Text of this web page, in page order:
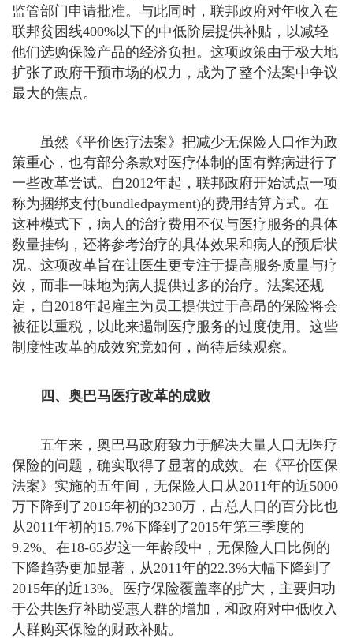
监管部门申请批准。与此同时，联邦政府对年收入在
联邦贫困线400%以下的中低阶层提供补贴，以减轻
他们选购保险产品的经济负担。这项政策由于极大地
扩张了政府干预市场的权力，成为了整个法案中争议
最大的焦点。
虽然《平价医疗法案》把减少无保险人口作为政
策重心，也有部分条款对医疗体制的固有弊病进行了
一些改革尝试。自2012年起，联邦政府开始试点一项
称为捆绑支付(bundledpayment)的费用结算方式。在
这种模式下，病人的治疗费用不仅与医疗服务的具体
数量挂钩，还将参考治疗的具体效果和病人的预后状
况。这项改革旨在让医生更专注于提高服务质量与疗
效，而非一味地为病人提供过多的治疗。法案还规
定，自2018年起雇主为员工提供过于高昂的保险将会
被征以重税，以此来遏制医疗服务的过度使用。这些
制度性改革的成效究竟如何，尚待后续观察。
四、奥巴马医疗改革的成败
五年来，奥巴马政府致力于解决大量人口无医疗
保险的问题，确实取得了显著的成效。在《平价医保
法案》实施的五年间，无保险人口从2011年的近5000
万下降到了2015年初的3230万，占总人口的百分比也
从2011年初的15.7%下降到了2015年第三季度的
9.2%。在18-65岁这一年龄段中，无保险人口比例的
下降趋势更加显著，从2011年的22.3%大幅下降到了
2015年的近13%。医疗保险覆盖率的扩大，主要归功
于公共医疗补助受惠人群的增加，和政府对中低收入
人群购买保险的财政补贴。